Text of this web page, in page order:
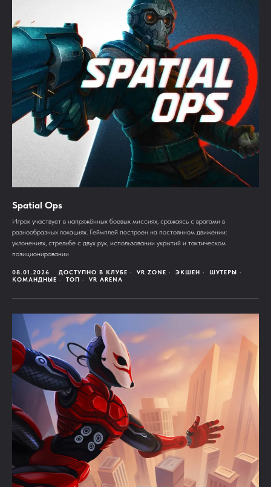
Spatial Ops
Игрок участвует в напряжённых боевых миссиях, сражаясь с врагами в
разнообразных локациях. Геймплей построен на постоянном движении:
уклонениях, стрельбе с двух рук, использовании укрытий и тактическом
позиционировании
08.01.2026 ДОСТУПНО В КЛУБЕ VR ZONE ЭКШЕН
ШУТЕРЫ
КОМАНДНЫЕ
ТОП VR ARENA